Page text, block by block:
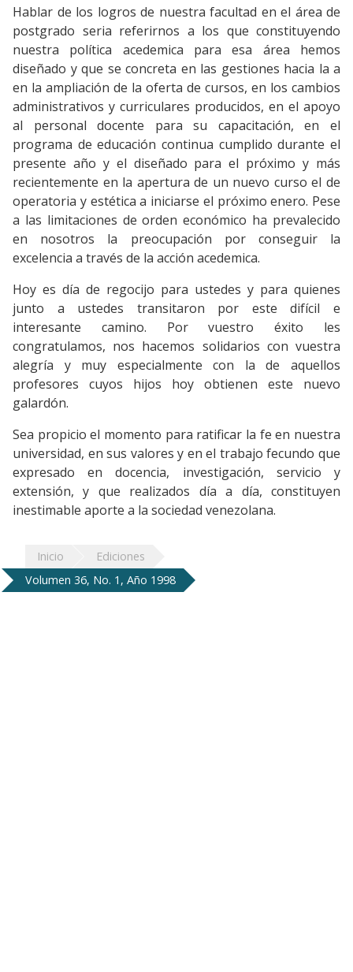
Hablar de los logros de nuestra facultad en el área de
postgrado seria referirnos a los que constituyendo
nuestra política acedemica para esa área hemos
diseñado y que se concreta en las gestiones hacia la a
en la ampliación de la oferta de cursos, en los cambios
administrativos y curriculares producidos, en el apoyo
al personal docente para su capacitación, en el
programa de educación continua cumplido durante el
presente año y el diseñado para el próximo y más
recientemente en la apertura de un nuevo curso el de
operatoria y estética a iniciarse el próximo enero. Pese
a las limitaciones de orden económico ha prevalecido
en nosotros la preocupación por conseguir la
excelencia a través de la acción acedemica.
Hoy es día de regocijo para ustedes y para quienes
junto a ustedes transitaron por este difícil e
interesante camino. Por vuestro éxito les
congratulamos, nos hacemos solidarios con vuestra
alegría y muy especialmente con la de aquellos
profesores cuyos hijos hoy obtienen este nuevo
galardón.
Sea propicio el momento para ratificar la fe en nuestra
universidad, en sus valores y en el trabajo fecundo que
expresado en docencia, investigación, servicio y
extensión, y que realizados día a día, constituyen
inestimable aporte a la sociedad venezolana.
Inicio
Ediciones
Volumen 36, No. 1, Año 1998